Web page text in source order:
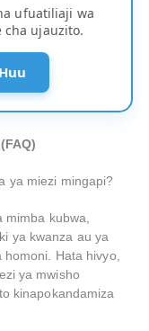
ufuatiliaji wa
ujauzito.
ya miezi mingapi?
mimba kubwa,
ya kwanza au ya
homoni. Hata hivyo,
ya mwisho
kinapokandamiza